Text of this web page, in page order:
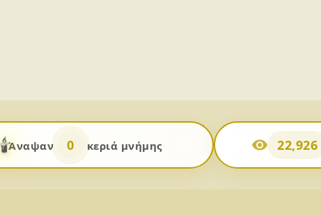
🕯️Άναψαν 0 κεριά μνήμης 22,926